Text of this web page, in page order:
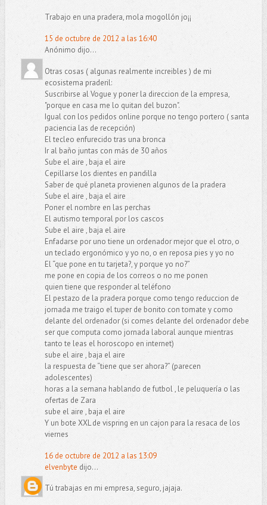
Trabajo en una pradera, mola mogollón jo¡¡
15 de octubre de 2012 a las 16:40
Anónimo dijo...
Otras cosas ( algunas realmente increibles ) de mi
ecosistema praderil:
Suscribirse al Vogue y poner la direccion de la empresa,
"porque en casa me lo quitan del buzon".
Igual con los pedidos online porque no tengo portero ( santa
paciencia las de recepción)
El tecleo enfurecido tras una bronca
Ir al baño juntas con más de 30 años
Sube el aire , baja el aire
Cepillarse los dientes en pandilla
Saber de qué planeta provienen algunos de la pradera
Sube el aire , baja el aire
Poner el nombre en las perchas
El autismo temporal por los cascos
Sube el aire , baja el aire
Enfadarse por uno tiene un ordenador mejor que el otro, o
un teclado ergonómico y yo no, o en reposa pies y yo no
El “que pone en tu tarjeta?, y porque yo no?”
me pone en copia de los correos o no me ponen
quien tiene que responder al teléfono
El pestazo de la pradera porque como tengo reduccion de
jornada me traigo el tuper de bonito con tomate y como
delante del ordenador (si comes delante del ordenador debe
ser que computa como jornada laboral aunque mientras
tanto te leas el horoscopo en internet)
sube el aire , baja el aire
la respuesta de “tiene que ser ahora?” (parecen
adolescentes)
horas a la semana hablando de futbol , le peluquería o las
ofertas de Zara
sube el aire , baja el aire
Y un bote XXL de vispring en un cajon para la resaca de los
viernes
16 de octubre de 2012 a las 13:09
elvenbyte dijo...
Tú trabajas en mi empresa, seguro, jajaja.